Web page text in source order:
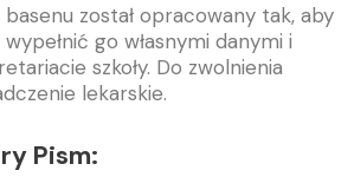
został opracowany tak, aby
wypełnić go własnymi danymi i
szkoły. Do zwolnienia
lekarskie.
Pism: